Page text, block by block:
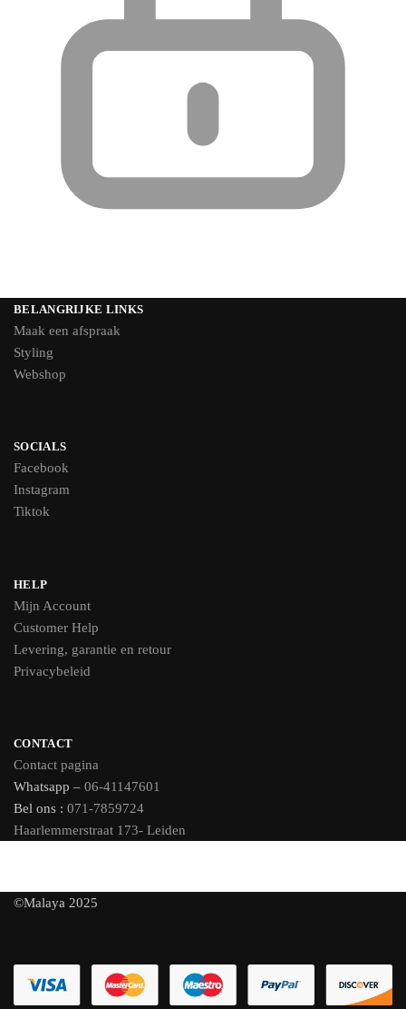
BELANGRIJKE LINKS
Maak een afspraak
Styling
Webshop
SOCIALS
Facebook
Instagram
Tiktok
HELP
Mijn Account
Customer Help
Levering, garantie en retour
Privacybeleid
CONTACT
Contact pagina
Whatsapp – 06-41147601
Bel ons : 071-7859724
Haarlemmerstraat 173- Leiden
©Malaya 2025